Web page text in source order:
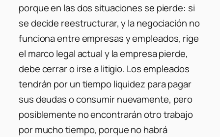
porque en las dos situaciones se pierde: si
se decide reestructurar, y la negociación no
funciona entre empresas y empleados, rige
el marco legal actual y la empresa pierde,
debe cerrar o irse a litigio. Los empleados
tendrán por un tiempo liquidez para pagar
sus deudas o consumir nuevamente, pero
posiblemente no encontrarán otro trabajo
por mucho tiempo, porque no habrá